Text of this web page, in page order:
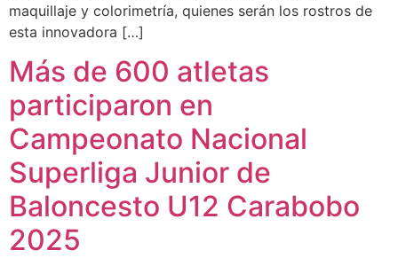
maquillaje y colorimetría, quienes serán los rostros de
esta innovadora […]
Más de 600 atletas
participaron en
Campeonato Nacional
Superliga Junior de
Baloncesto U12 Carabobo
2025